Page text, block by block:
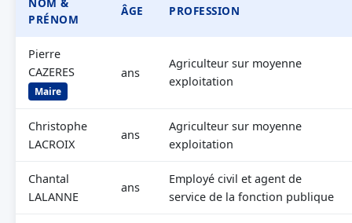
PRÉNOM
ÂGE PROFESSION
Pierre
CAZERES
Maire
ans
Agriculteur sur moyenne
exploitation
Christophe
LACROIX
ans
Agriculteur sur moyenne
exploitation
Chantal
LALANNE
ans
Employé civil et agent de
service de la fonction publique